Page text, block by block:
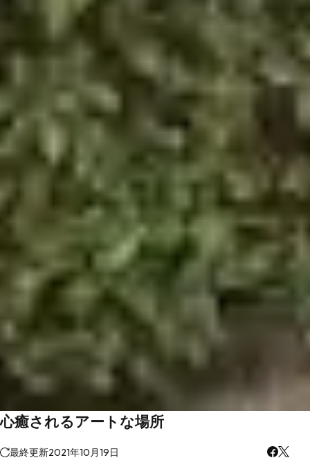
心癒されるアートな場所
最終更新2021年10月19日